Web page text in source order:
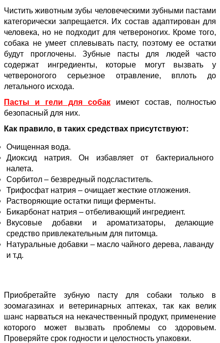
Чистить животным зубы человеческими зубными пастами
категорически запрещается. Их состав адаптирован для
человека, но не подходит для четвероногих. Кроме того,
собака не умеет сплевывать пасту, поэтому ее остатки
будут проглочены. Зубные пасты для людей часто
содержат ингредиенты, которые могут вызвать у
четвероногого серьезное отравление, вплоть до
летального исхода.
Пасты и гели для собак имеют состав, полностью
безопасный для них.
Как правило, в таких средствах присутствуют:
Очищенная вода.
Диоксид натрия. Он избавляет от бактериального
налета.
Сорбитол – безвредный подсластитель.
Трифосфат натрия – очищает жесткие отложения.
Растворяющие остатки пищи ферменты.
Бикарбонат натрия – отбеливающий ингредиент.
Вкусовые добавки и ароматизаторы, делающие
средство привлекательным для питомца.
Натуральные добавки – масло чайного дерева, лаванду
и т.д.
Приобретайте зубную пасту для собаки только в
зоомагазинах и ветеринарных аптеках, так как велик
шанс нарваться на некачественный продукт, применение
которого может вызвать проблемы со здоровьем.
Проверяйте срок годности и целостность упаковки.